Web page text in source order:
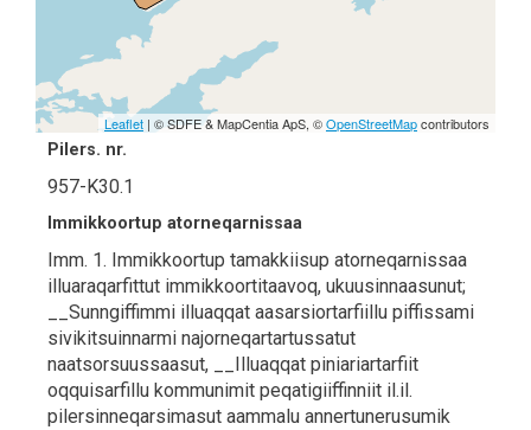
Leaflet | © SDFE & MapCentia ApS, ©OpenStreetMapcontributors
Pilers. nr.
957-K30.1
Immikkoortup atorneqarnissaa
Imm. 1. Immikkoortup tamakkiisup atorneqarnissaa
illuaraqarfittut immikkoortitaavoq, ukuusinnaasunut;
__Sunngiffimmi illuaqqat aasarsiortarfiillu piffissami
sivikitsuinnarmi najorneqartartussatut
naatsorsuussaasut, __Illuaqqat piniariartarfiit
oqquisarfillu kommunimit peqatigiiffinniit il.il.
pilersinneqarsimasut aammalu annertunerusumik